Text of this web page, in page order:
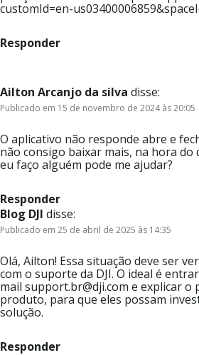
customId=en-
Responder
Ailton Arcanjo da silva disse:
Publicado em 15 de novembro de 2024 às 20:05
O aplicativo não responde abre e
não consigo baixar mais, na hora do
eu faço alguém pode me ajudar?
Responder
Blog DJI disse:
Publicado em 25 de abril de 2025 às 14:35
Olá, Ailton! Essa situação deve ser
com o suporte da DJI. O ideal é
mail support.br@dji.com e explicar o
produto, para que eles possam
solução.
Responder